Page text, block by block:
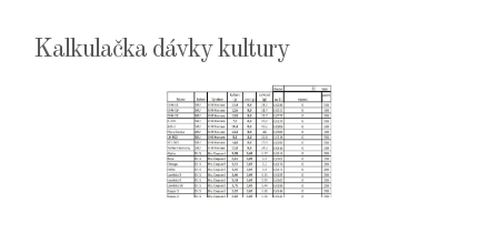
Kalkulačka dávky kultury